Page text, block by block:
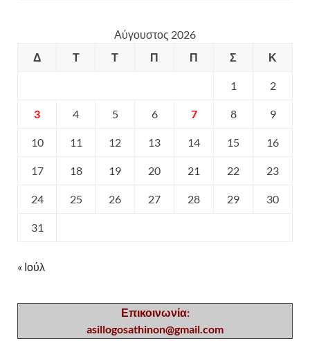
Αύγουστος 2026
Δ
Τ Τ Π Π Σ Κ
1 2
3 4 5 6 7 8 9
10 11 12 13 14 15 16
17 18 19 20 21 22 23
24 25 26 27 28 29 30
31
« Ιούλ
Επικοινωνία:
asillogosathinon@gmail.com